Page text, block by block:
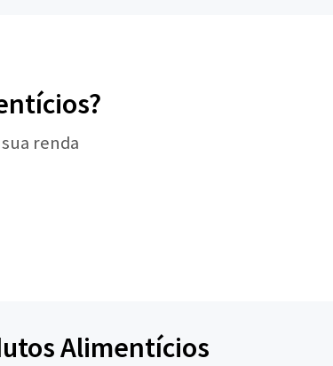
renda
Alimentícios